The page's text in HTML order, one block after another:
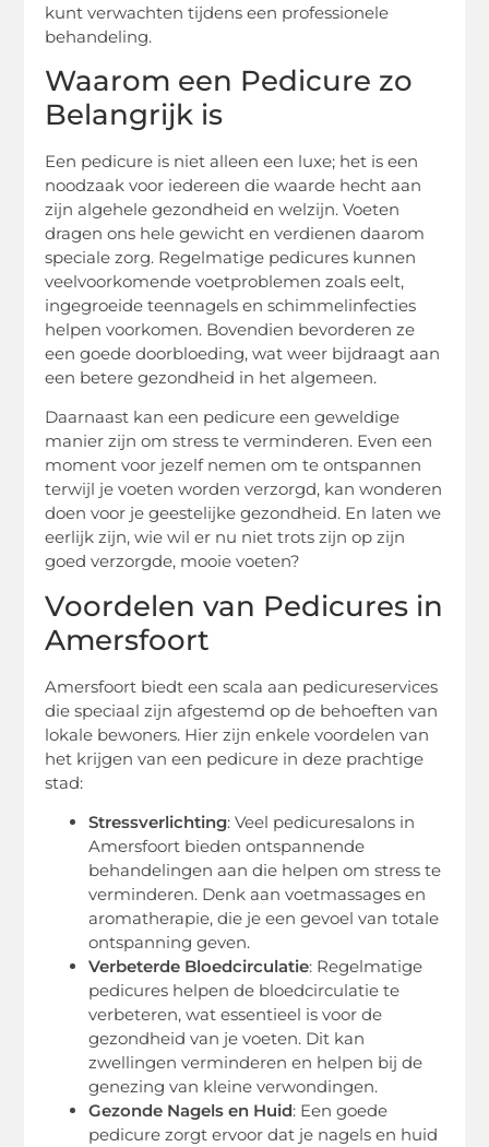
kunt verwachten tijdens een professionele
behandeling.
Waarom een Pedicure zo
Belangrijk is
Een pedicure is niet alleen een luxe; het is een
noodzaak voor iedereen die waarde hecht aan
zijn algehele gezondheid en welzijn. Voeten
dragen ons hele gewicht en verdienen daarom
speciale zorg. Regelmatige pedicures kunnen
veelvoorkomende voetproblemen zoals eelt,
ingegroeide teennagels en schimmelinfecties
helpen voorkomen. Bovendien bevorderen ze
een goede doorbloeding, wat weer bijdraagt aan
een betere gezondheid in het algemeen.
Daarnaast kan een pedicure een geweldige
manier zijn om stress te verminderen. Even een
moment voor jezelf nemen om te ontspannen
terwijl je voeten worden verzorgd, kan wonderen
doen voor je geestelijke gezondheid. En laten we
eerlijk zijn, wie wil er nu niet trots zijn op zijn
goed verzorgde, mooie voeten?
Voordelen van Pedicures in
Amersfoort
Amersfoort biedt een scala aan pedicureservices
die speciaal zijn afgestemd op de behoeften van
lokale bewoners. Hier zijn enkele voordelen van
het krijgen van een pedicure in deze prachtige
stad:
Stressverlichting: Veel pedicuresalons in
Amersfoort bieden ontspannende
behandelingen aan die helpen om stress te
verminderen. Denk aan voetmassages en
aromatherapie, die je een gevoel van totale
ontspanning geven.
Verbeterde Bloedcirculatie: Regelmatige
pedicures helpen de bloedcirculatie te
verbeteren, wat essentieel is voor de
gezondheid van je voeten. Dit kan
zwellingen verminderen en helpen bij de
genezing van kleine verwondingen.
Gezonde Nagels en Huid: Een goede
pedicure zorgt ervoor dat je nagels en huid